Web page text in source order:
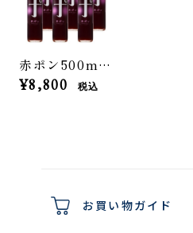
赤ポン500ml×6本セット
¥8,800 税込
お買い物ガイド